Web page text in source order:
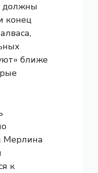
должны
конец
ближе
Мерлина
к